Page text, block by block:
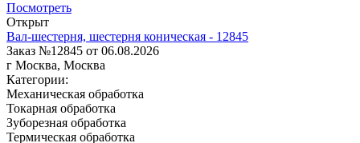
Посмотреть
Открыт
Вал-шестерня, шестерня коническая - 12845
Заказ №12845 от 06.08.2026
г Москва, Москва
Категории:
Механическая обработка
Токарная обработка
Зуборезная обработка
Термическая обработка